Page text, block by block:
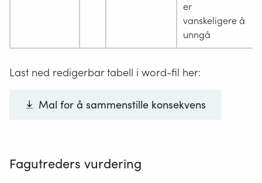
er
vanskeligere å
unngå
Last ned redigerbar tabell i word-fil her:
Mal for å sammenstille konsekvens
Fagutreders vurdering